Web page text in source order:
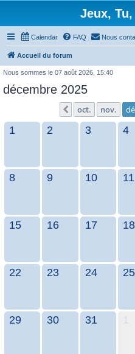
Jeux,
Calendar FAQ Nous
Accueil du forum
Nous sommes le 07 août 2026, 15:40
décembre 2025
Précédent
oct. nov.
1 2 3 4
8 9 10 11
15 16 17 18
22 23 24 25
29 30 31